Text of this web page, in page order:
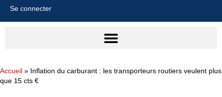
Se connecter
Accueil » Inflation du carburant : les transporteurs routiers veulent plus
que 15 cts €